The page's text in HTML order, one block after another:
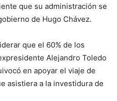
que su administración se
de Hugo Chávez.
que el 60% de los
Alejandro Toledo
en apoyar el viaje de
asistiera a la investidura de